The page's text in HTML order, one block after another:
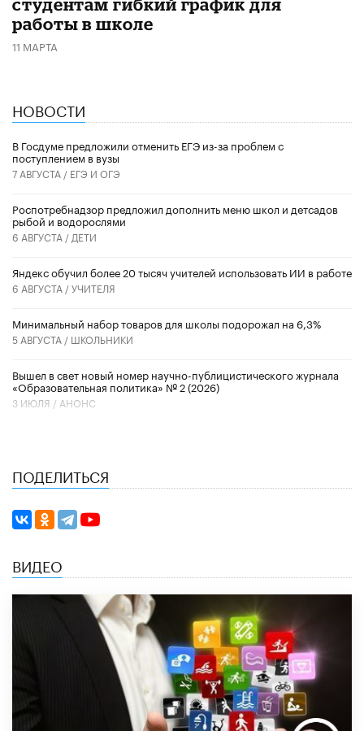
работы в школе
11 МАРТА
НОВОСТИ
В Госдуме предложили отменить ЕГЭ из-за проблем с
поступлением в вузы
7 АВГУСТА / ЕГЭ И ОГЭ
Роспотребнадзор предложил дополнить меню школ и детсадов
рыбой и водорослями
6 АВГУСТА / ДЕТИ
​Яндекс обучил более 20 тысяч учителей использовать ИИ в работе
6 АВГУСТА /УЧИТЕЛЯ
Минимальный набор товаров для школы подорожал на 6,3%
5 АВГУСТА / ШКОЛЬНИКИ
Вышел в свет новый номер научно-публицистического журнала
«Образовательная политика» № 2 (2026)
3 ИЮЛЯ / АНОНС
ПОДЕЛИТЬСЯ
ВИДЕО